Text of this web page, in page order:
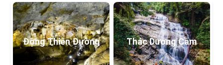
Kiến trúc hồ Tịnh Tâm Huế: Cảnh quan
thanh tịnh và nét đẹp hoàng cung xưa
06/08/2026
Hồ Tịnh Tâm mùa sen nở: Khi nào nên đi
để ngắm hoa và chụp ảnh đẹp nhất?
Động Thiên Đường Thác Dương Cầm